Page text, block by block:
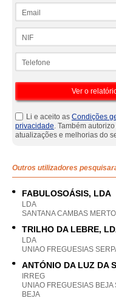
Li e aceito as Condições
privacidade. Também
atualizações e melhorias do
Outros utilizadores
FABULOSOÁSIS, LDA
LDA
SANTANA CAMBAS
TRILHO DA LEBRE,
LDA
UNIAO FREGUESIAS
ANTÓNIO DA LUZ DA
IRREG
UNIAO FREGUESIAS BEJA
BEJA